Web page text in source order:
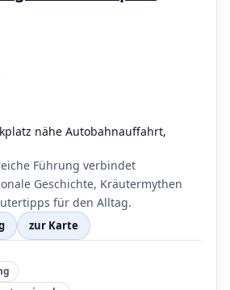
nähe Autobahnauffahrt,
Führung verbindet
Geschichte, Kräutermythen
für den Alltag.
zur Karte